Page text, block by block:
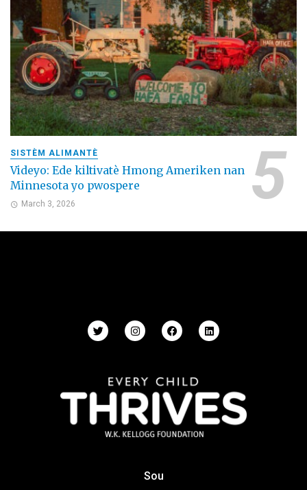
SISTÈM ALIMANTÈ
Videyo: Ede kiltivatè Hmong Ameriken nan
Minnesota yo pwospere
March 3, 2026
Sou